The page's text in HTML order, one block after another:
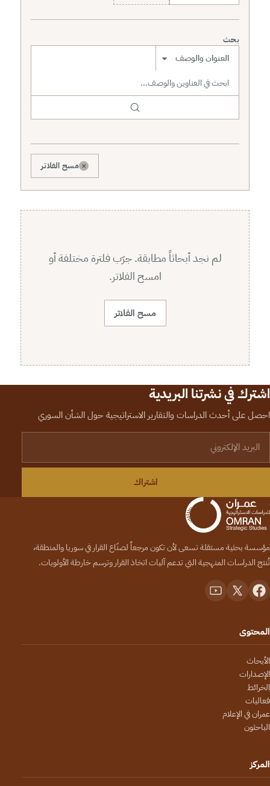
بحث
نطاق البحث
× مسح الفلاتر
لم نجد أبحاثاً مطابقة. جرّب فلترة مختلفة أو
امسح الفلاتر.
مسح الفلاتر
اشترك في نشرتنا البريدية
احصل على أحدث الدراسات والتقارير الاستراتيجية حول الشأن السوري
اشتراك
مؤسسة بحثية مستقلة تسعى لأن تكون مرجعاً لصنّاع القرار في سوريا والمنطقة،
تُنتج الدراسات المنهجية التي تدعم آليات اتخاذ القرار وترسم خارطة الأولويات.
المحتوى
الأبحاث
الإصدارات
الخرائط
فعاليات
عمران في الإعلام
الباحثون
المركز